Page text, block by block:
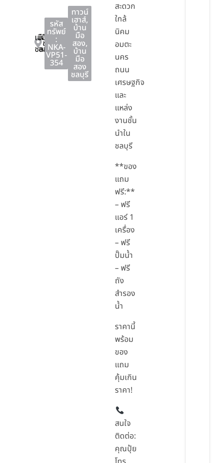
เมือง
ชลบุรี
เมือง
ชลบุรี
ชลบุรี
รหัส
ทรัพย์
:
NKA-
VP51-
354
ทาวน์
เฮาส์,
บ้าน
มือ
สอง,
บ้าน
มือ
สอง
ชลบุรี
สะดวก
ใกล้
นิคม
อมตะ
นคร
ถนน
เศรษฐกิจ
และ
แหล่ง
งานชั้น
นำใน
ชลบุรี
**ของ
แถม
ฟรี:**
– ฟรี
แอร์ 1
เครื่อง
– ฟรี
ปั๊มน้ำ
– ฟรี
ถัง
สำรอง
น้ำ
ราคานี้
พร้อม
ของ
แถม
คุ้มเกิน
ราคา!
สนใจ
ติดต่อ:
คุณปุ้ย